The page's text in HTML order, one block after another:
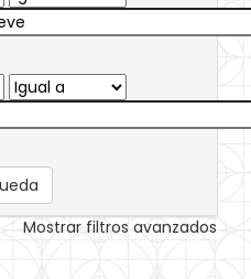
Mostrar filtros avanzados